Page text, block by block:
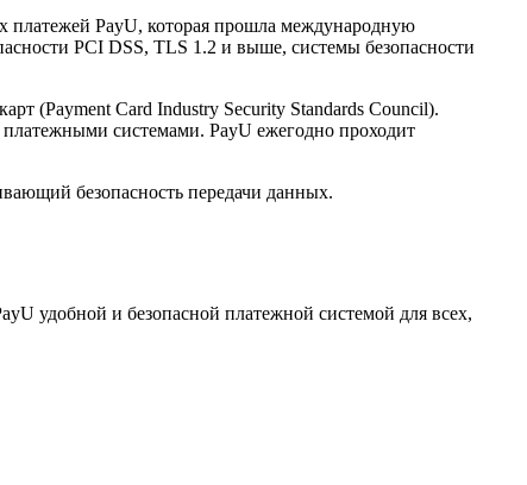
платежей PayU, которая прошла международную
PCI DSS, TLS 1.2 и выше, системы безопасности
(Payment Card Industry Security Standards Council).
системами. PayU ежегодно проходит
безопасность передачи данных.
удобной и безопасной платежной системой для всех,